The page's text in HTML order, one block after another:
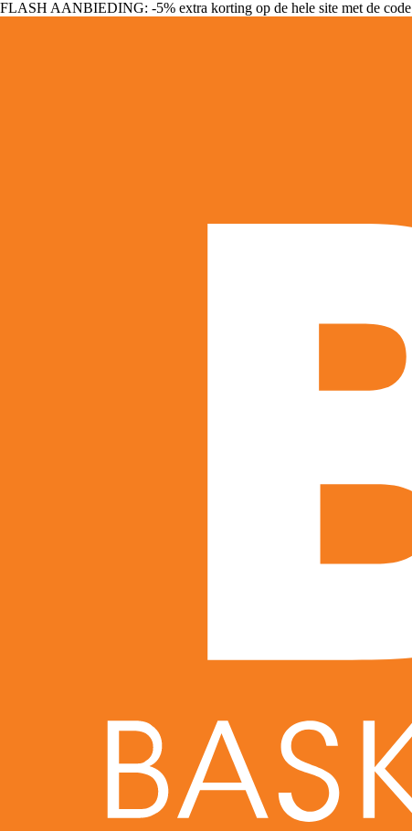
FLASH AANBIEDING: -5% extra korting op de hele site met de code